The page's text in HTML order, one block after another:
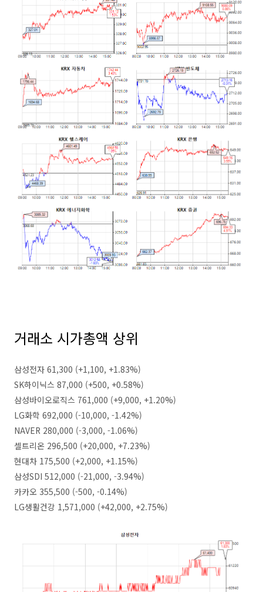
거래소 시가총액 상위
삼성전자 61,300 (+1,100, +1.83%)
SK하이닉스 87,000 (+500, +0.58%)
삼성바이오로직스 761,000 (+9,000, +1.20%)
LG화학 692,000 (-10,000, -1.42%)
NAVER 280,000 (-3,000, -1.06%)
셀트리온 296,500 (+20,000, +7.23%)
현대차 175,500 (+2,000, +1.15%)
삼성SDI 512,000 (-21,000, -3.94%)
카카오 355,500 (-500, -0.14%)
LG생활건강 1,571,000 (+42,000, +2.75%)